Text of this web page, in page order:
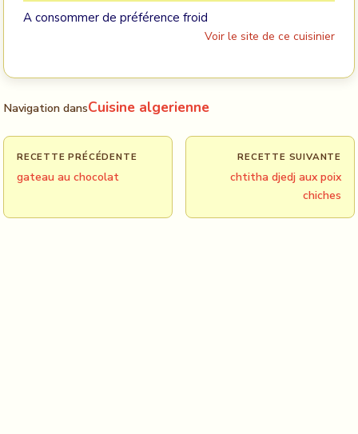
A consommer de préférence froid
Voir le site de ce cuisinier
Navigation dansCuisine algerienne
RECETTE PRÉCÉDENTE
gateau au chocolat
RECETTE SUIVANTE
chtitha djedj aux poix
chiches